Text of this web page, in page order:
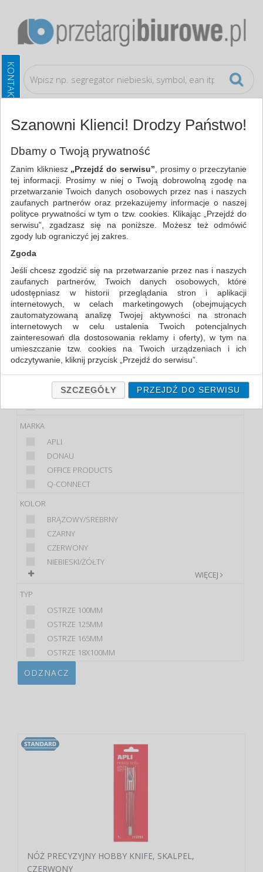
Koperty i akcesoria do wysyłek
WSZYSTKIE KATEGORIE
NAJCHĘTNIEJ WYBIERANE
KOPERTY I AKCESORIA DO WYSYŁEK
NOŻE (12)
FILTRY WIĘCEJ
KLASA
EKONOMICZNE
STANDARD
PRODUKT
NÓŻ
NÓŻ DO KOPERT
OSTRZA
MARKA
APLI
DONAU
OFFICE PRODUCTS
Q-CONNECT
KOLOR
BRĄZOWY/SREBRNY
CZARNY
CZERWONY
NIEBIESKI/ŻÓŁTY
WIĘCEJ
TYP
OSTRZE 100MM
OSTRZE 125MM
OSTRZE 165MM
OSTRZE 18X100MM
ODZNACZ
NÓŻ PRECYZYJNY HOBBY KNIFE, SKALPEL,
CZERWONY
Szanowni Klienci! Drodzy Państwo!
Dbamy o Twoją prywatność
Zanim klikniesz „Przejdź do serwisu” , prosimy o przeczytanie
tej informacji. Prosimy w niej o Twoją dobrowolną zgodę na
przetwarzanie Twoich danych osobowych przez nas i naszych
zaufanych partnerów oraz przekazujemy informacje o naszej
polityce prywatności w tym o tzw. cookies. Klikając „Przejdź do
serwisu”, zgadzasz się na poniższe. Możesz też odmówić
zgody lub ograniczyć jej zakres.
Zgoda
Jeśli chcesz zgodzić się na przetwarzanie przez nas i naszych
zaufanych partnerów, Twoich danych osobowych, które
udostępniasz w historii przeglądania stron i aplikacji
internetowych, w celach marketingowych (obejmujących
zautomatyzowaną analizę Twojej aktywności na stronach
internetowych w celu ustalenia Twoich potencjalnych
zainteresowań dla dostosowania reklamy i oferty), w tym na
umieszczanie tzw. cookies na Twoich urządzeniach i ich
odczytywanie, kliknij przycisk „Przejdź do serwisu”.
Jeśli nie chcesz wyrazić zgody lub ograniczyć jej zakres, kliknij
„Szczegóły”, gdzie znajdziesz wszelkie informacje o tym jak to
zrobić . Te same informacje znajdziesz także na podstronie z
naszą polityką prywatności obowiązującą od 25 maja 2018.
W przypadku użytkowników zalogowanych, ważna jest Państwa
wcześniejsza zgoda której udzieliliście podczas zakładania
dowolnym momencie wycofać.
SZCZEGÓŁY PRZEJDŹ DO SERWISU